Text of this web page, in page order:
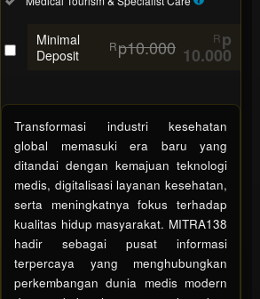
product which end usersare not charged for.
buyer fee.
license
details
Minimal
Deposit
Rp10.000 Rp
10.000
Transformasi industri kesehatan
global memasuki era baru yang
ditandai dengan kemajuan teknologi
medis, digitalisasi layanan kesehatan,
serta meningkatnya fokus terhadap
kualitas hidup masyarakat. MITRA138
hadir sebagai pusat informasi
terpercaya yang menghubungkan
perkembangan dunia medis modern